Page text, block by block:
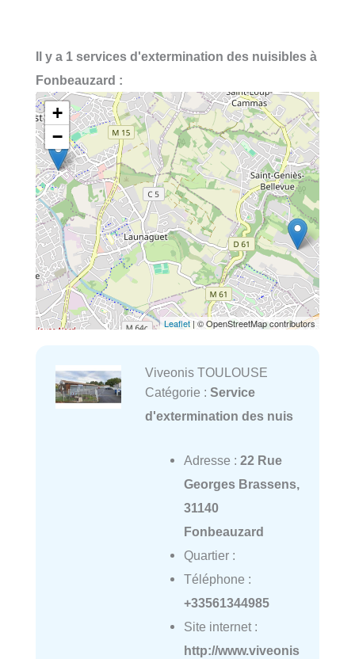
Il y a 1 services d'extermination des nuisibles à
Fonbeauzard :
+
−
Leaflet | © OpenStreetMap contributors
Viveonis TOULOUSE
Catégorie : Service
d'extermination des nuis
Adresse : 22 Rue
Georges Brassens,
31140
Fonbeauzard
Quartier :
Téléphone :
+33561344985
Site internet :
http://www.viveonis